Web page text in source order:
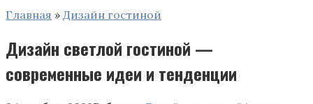
Главная » Дизайн гостиной
Дизайн светлой гостиной —
современные идеи и тенденции